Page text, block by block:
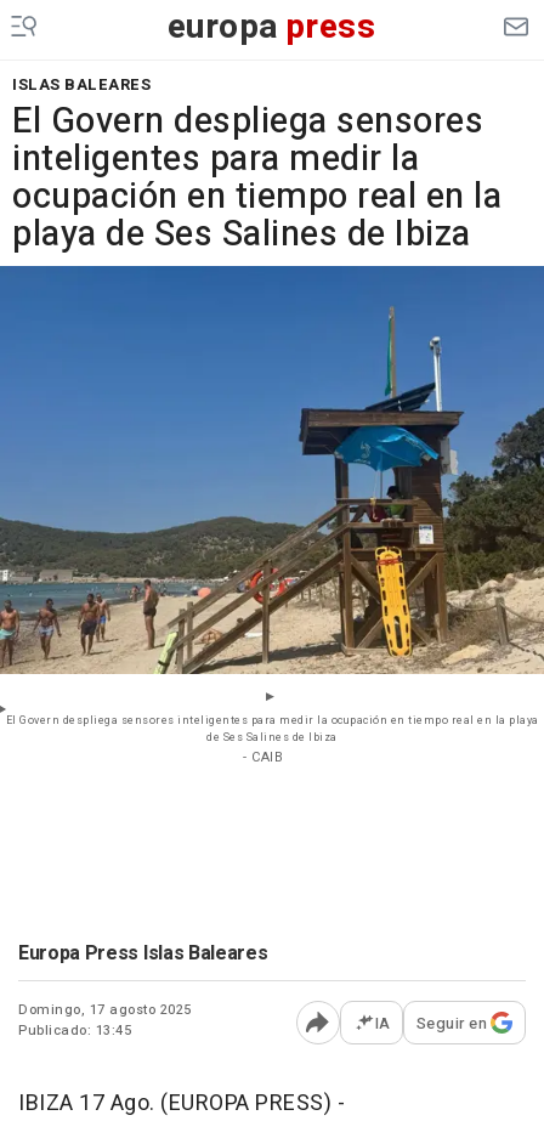
europa press
ISLAS BALEARES
El Govern despliega sensores
inteligentes para medir la
ocupación en tiempo real en la
playa de Ses Salines de Ibiza
El Govern despliega sensores inteligentes para medir la ocupación en tiempo real en la playa
de Ses Salines de Ibiza
- CAIB
Europa Press Islas Baleares
Domingo, 17 agosto 2025
Publicado: 13:45
Abrir opciones para
IA Seguir en
IBIZA 17 Ago. (EUROPA PRESS) -